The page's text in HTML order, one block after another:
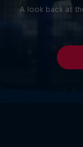
A look back at